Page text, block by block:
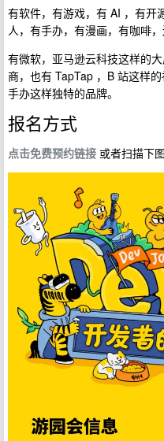
有软件，有游戏，有 AI ，有开
人，有手办，有漫画，有咖啡，
有微软，亚马逊云科技这样的
商，也有 TapTap ，B 站这样
手办这样独特的品牌。
报名方式
点击免费预约链接 或者扫描下